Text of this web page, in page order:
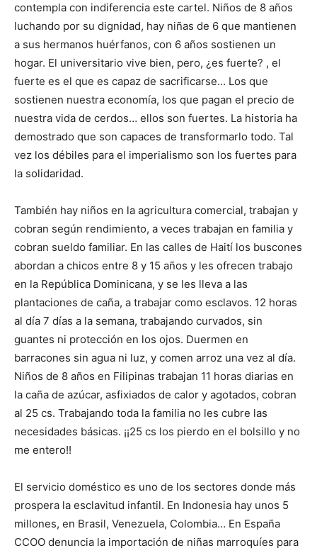
contempla con indiferencia este cartel. Niños de 8 años
luchando por su dignidad, hay niñas de 6 que mantienen
a sus hermanos huérfanos, con 6 años sostienen un
hogar. El universitario vive bien, pero, ¿es fuerte? , el
fuerte es el que es capaz de sacrificarse… Los que
sostienen nuestra economía, los que pagan el precio de
nuestra vida de cerdos… ellos son fuertes. La historia ha
demostrado que son capaces de transformarlo todo. Tal
vez los débiles para el imperialismo son los fuertes para
la solidaridad.
También hay niños en la agricultura comercial, trabajan y
cobran según rendimiento, a veces trabajan en familia y
cobran sueldo familiar. En las calles de Haití los buscones
abordan a chicos entre 8 y 15 años y les ofrecen trabajo
en la República Dominicana, y se les lleva a las
plantaciones de caña, a trabajar como esclavos. 12 horas
al día 7 días a la semana, trabajando curvados, sin
guantes ni protección en los ojos. Duermen en
barracones sin agua ni luz, y comen arroz una vez al día.
Niños de 8 años en Filipinas trabajan 11 horas diarias en
la caña de azúcar, asfixiados de calor y agotados, cobran
al 25 cs. Trabajando toda la familia no les cubre las
necesidades básicas. ¡¡25 cs los pierdo en el bolsillo y no
me entero!!
El servicio doméstico es uno de los sectores donde más
prospera la esclavitud infantil. En Indonesia hay unos 5
millones, en Brasil, Venezuela, Colombia… En España
CCOO denuncia la importación de niñas marroquíes para